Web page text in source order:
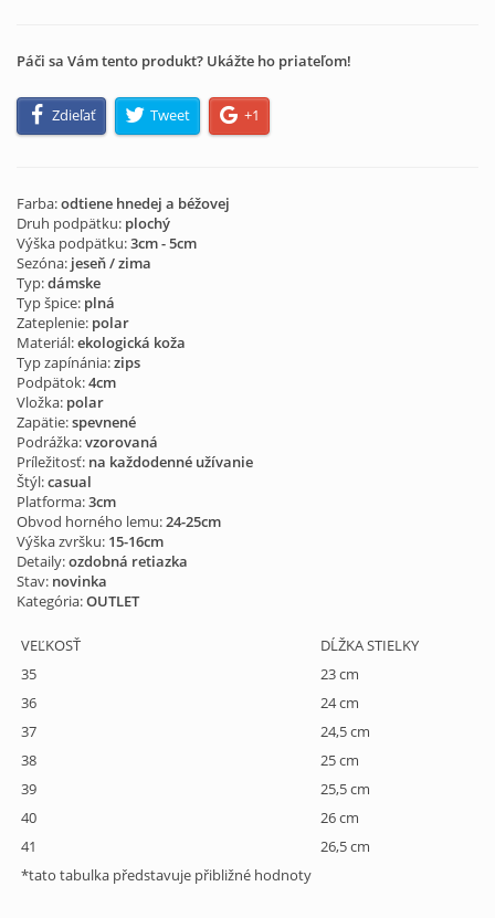
Páči sa Vám tento produkt? Ukážte ho priateľom!
Zdieľať Tweet +1
Farba:odtiene hnedej a béžovej
Druh podpätku: plochý
Výška podpätku:3cm - 5cm
Sezóna: jeseň / zima
Typ:dámske
Typ špice: plná
Zateplenie: polar
Materiál:ekologická koža
Typ zapínánia:zips
Podpätok:4cm
Vložka: polar
Zapätie:spevnené
Podrážka:vzorovaná
Príležitosť: na každodenné užívanie
Štýl:casual
Platforma:3cm
Obvod horného lemu:24-25cm
Výška zvršku: 15-16cm
Detaily:ozdobná retiazka
Stav: novinka
Kategória:OUTLET
VEĽKOSŤ
DĹŽKA STIELKY
35
23 cm
36
24 cm
37
24,5 cm
38
25 cm
39
25,5 cm
40
26 cm
41
26,5 cm
*tato tabulka představuje přibližné hodnoty